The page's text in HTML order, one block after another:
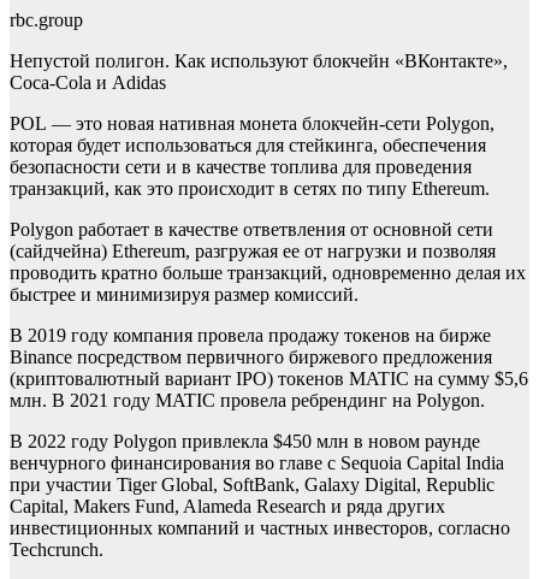
rbc.group
Непустой полигон. Как используют блокчейн «ВКонтакте»,
Coca-Cola и Adidas
POL — это новая нативная монета блокчейн-сети Polygon,
которая будет использоваться для стейкинга, обеспечения
безопасности сети и в качестве топлива для проведения
транзакций, как это происходит в сетях по типу Ethereum.
Polygon работает в качестве ответвления от основной сети
(сайдчейна) Ethereum, разгружая ее от нагрузки и позволяя
проводить кратно больше транзакций, одновременно делая их
быстрее и минимизируя размер комиссий.
В 2019 году компания провела продажу токенов на бирже
Binance посредством первичного биржевого предложения
(криптовалютный вариант IPO) токенов MATIC на сумму $5,6
млн. В 2021 году MATIC провела ребрендинг на Polygon.
В 2022 году Polygon привлекла $450 млн в новом раунде
венчурного финансирования во главе с Sequoia Capital India
при участии Tiger Global, SoftBank, Galaxy Digital, Republic
Capital, Makers Fund, Alameda Research и ряда других
инвестиционных компаний и частных инвесторов, согласно
Techcrunch.